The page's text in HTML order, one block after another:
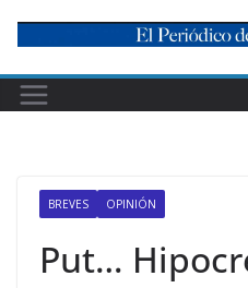
content
BREVES OPINIÓN
Put…